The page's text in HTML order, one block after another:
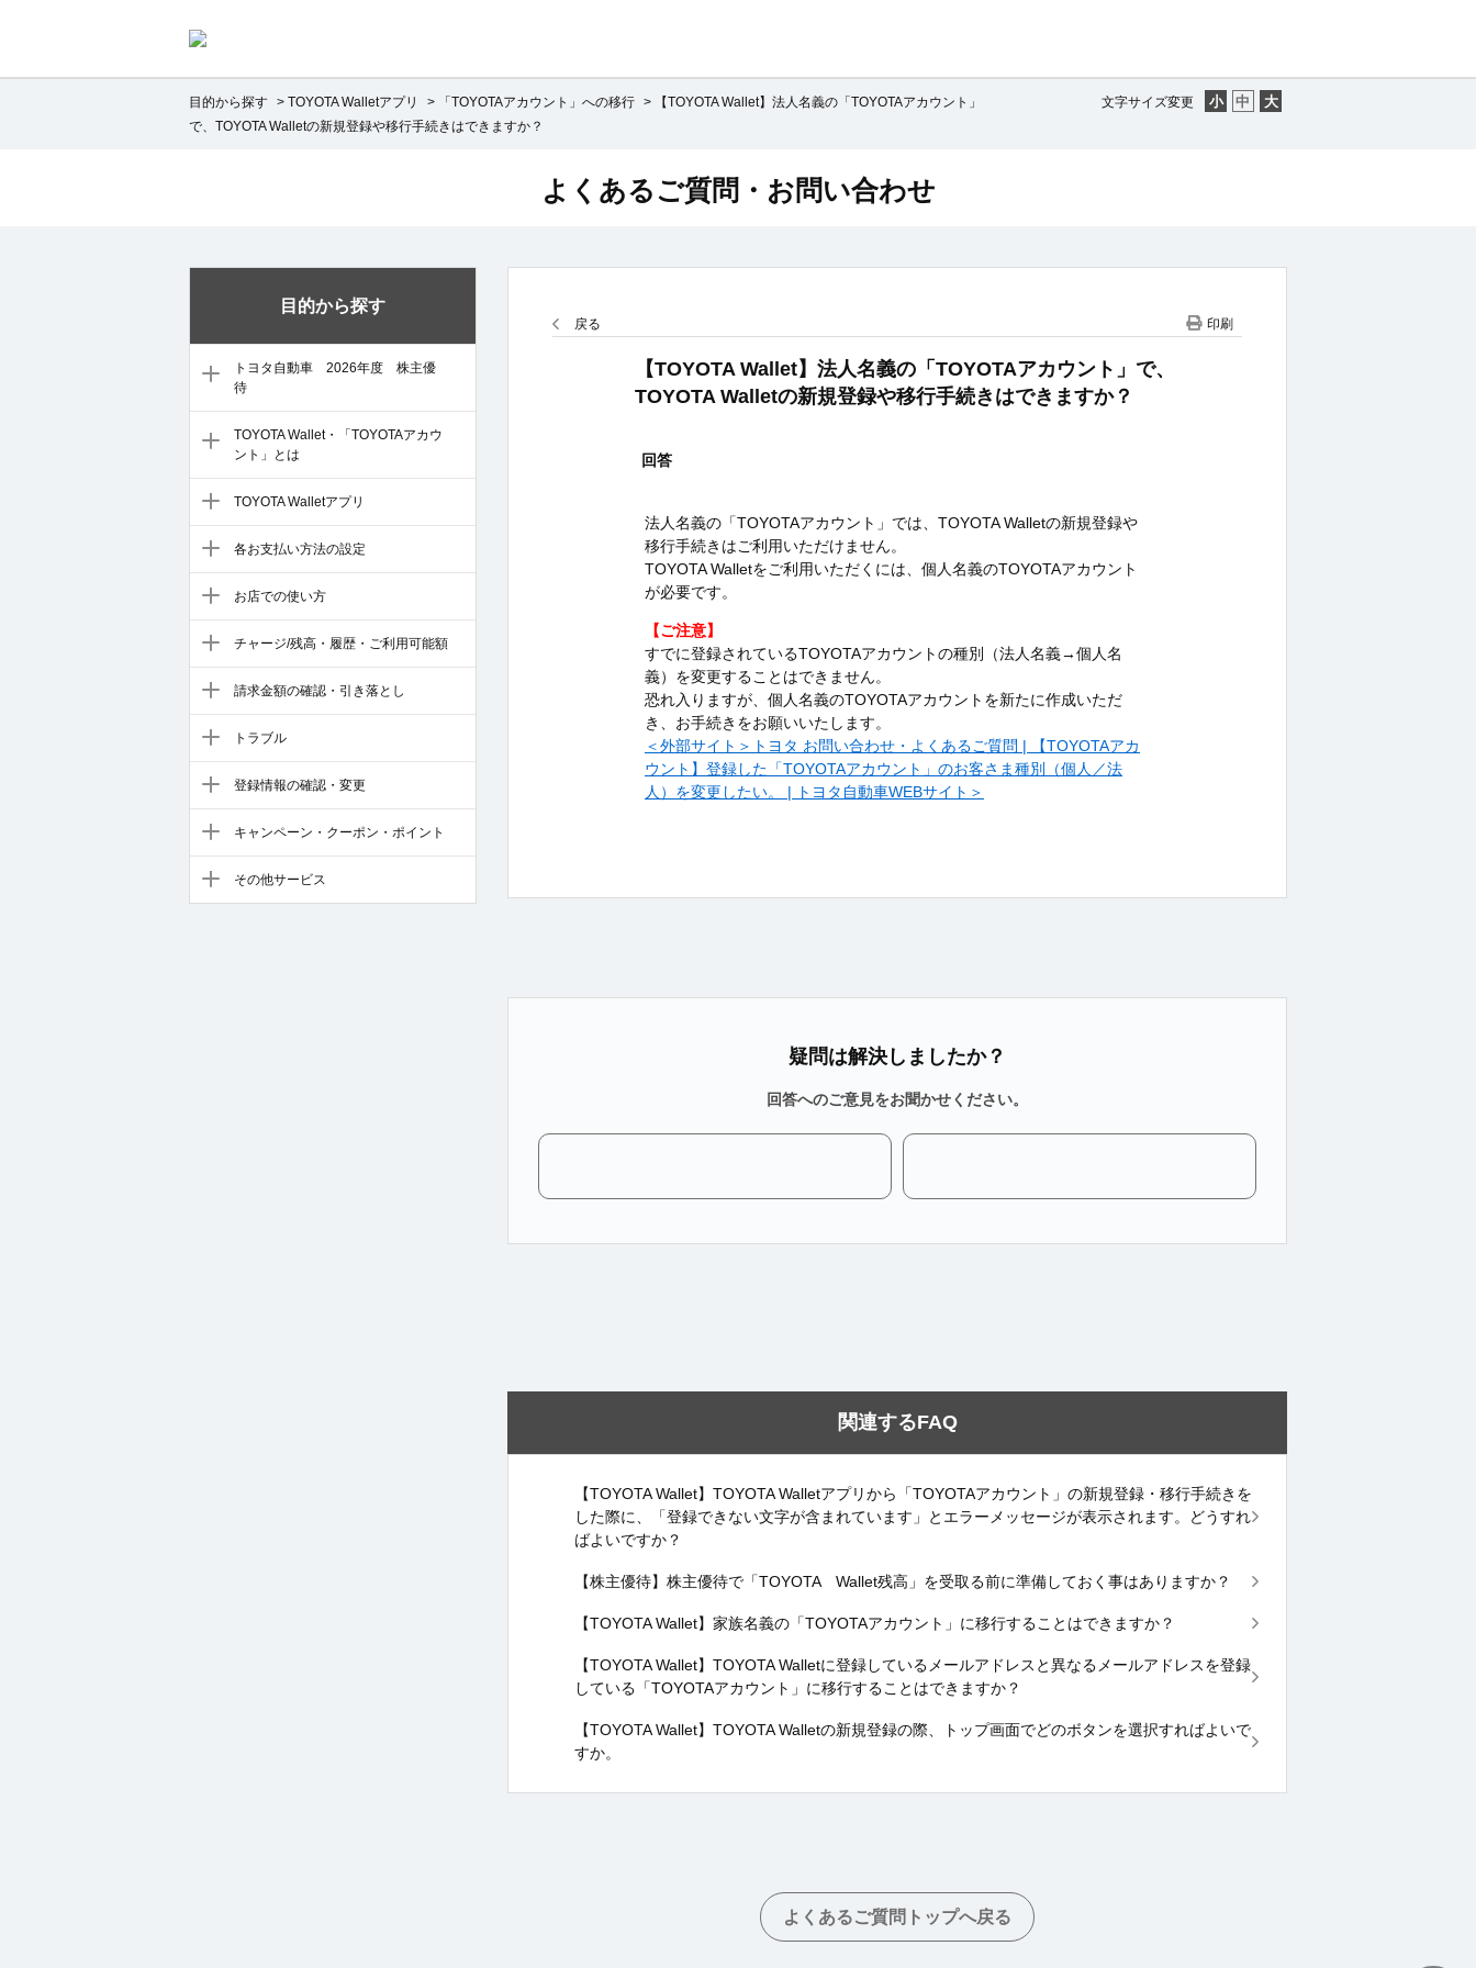
文字サイズ変更
目的から探す > TOYOTA Walletアプリ > 「TOYOTAアカウント」への移行 >
【TOYOTA Wallet】法人名義の「TOYOTAアカウント」
で、TOYOTA Walletの新規登録や移行手続きはできますか？
目的から探す
トヨタ自動車 2026年度 株主優
待
TOYOTA Wallet・「TOYOTAアカウ
ント」とは
TOYOTA Walletアプリ
各お支払い方法の設定
お店での使い方
チャージ/残高・履歴・ご利用可能額
請求金額の確認・引き落とし
トラブル
登録情報の確認・変更
キャンペーン・クーポン・ポイント
その他サービス
よくあるご質問・お問い合わせ
戻る 印刷
【TOYOTA Wallet】法人名義の「TOYOTAアカウント」で、
TOYOTA Walletの新規登録や移行手続きはできますか？
回答
法人名義の「TOYOTAアカウント」では、TOYOTA Walletの新規登録や
移行手続きはご利用いただけません。
TOYOTA Walletをご利用いただくには、個人名義のTOYOTAアカウント
が必要です。
【ご注意】
すでに登録されているTOYOTAアカウントの種別（法人名義→個人名
義）を変更することはできません。
恐れ入りますが、個人名義のTOYOTAアカウントを新たに作成いただ
き、お手続きをお願いいたします。
＜外部サイト＞トヨタ お問い合わせ・よくあるご質問 | 【TOYOTAアカ
ウント】登録した「TOYOTAアカウント」のお客さま種別（個人／法
人）を変更したい。 | トヨタ自動車WEBサイト＞
疑問は解決しましたか？
回答へのご意見をお聞かせください。
関連するFAQ
【TOYOTA Wallet】TOYOTA Walletアプリから「TOYOTAアカウント」の新規登録・移行手続きを
した際に、「登録できない文字が含まれています」とエラーメッセージが表示されます。どうすれ
ばよいですか？
【株主優待】株主優待で「TOYOTA Wallet残高」を受取る前に準備しておく事はありますか？
【TOYOTA Wallet】家族名義の「TOYOTAアカウント」に移行することはできますか？
【TOYOTA Wallet】TOYOTA Walletに登録しているメールアドレスと異なるメールアドレスを登録
している「TOYOTAアカウント」に移行することはできますか？
【TOYOTA Wallet】TOYOTA Walletの新規登録の際、トップ画面でどのボタンを選択すればよいで
すか。
よくあるご質問トップへ戻る